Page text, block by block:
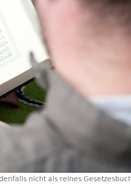
nicht als reines